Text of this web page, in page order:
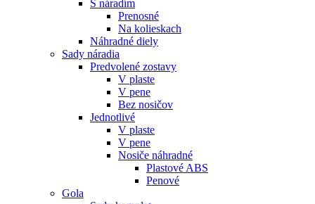
S náradím
Prenosné
Na kolieskach
Náhradné diely
Sady náradia
Predvolené zostavy
V plaste
V pene
Bez nosičov
Jednotlivé
V plaste
V pene
Nosiče náhradné
Plastové ABS
Penové
Gola